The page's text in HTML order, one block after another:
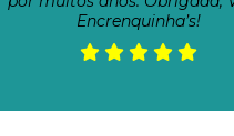
Encrenquinha’s!